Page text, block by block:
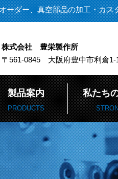
ーダー、真空部品の加工・カ
株式会社 豊栄製作所
〒561-0845 大阪府豊中市利倉1-
製品案内
PRODUCTS
私たち